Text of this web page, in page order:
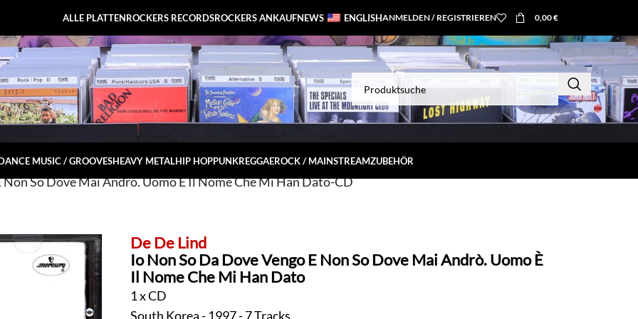
ALLE PLATTENROCKERS RECORDSROCKERS ANKAUFNEWS ENGLISHANMELDEN / REGISTRIEREN 0,00€
MUSIC / GROOVESHEAVY METALHIP HOPPUNKREGGAEROCK / MAINSTREAMZUBEHÖR
So Dove Mai Andrò. Uomo È Il Nome Che Mi Han Dato-CD
De De Lind
Io Non So Da Dove Vengo E Non So Dove Mai Andrò. Uomo È
Il Nome Che Mi Han Dato
1 x CD
South Korea - 1997 - 7 Tracks